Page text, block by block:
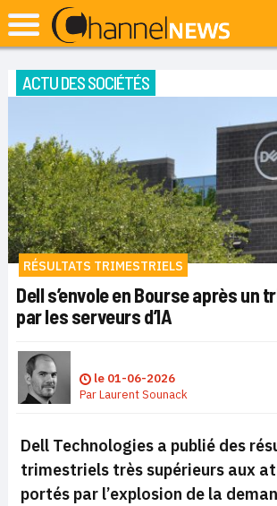
ACTU DES SOCIÉTÉS
RÉSULTATS TRIMESTRIELS
Dell s’envole en Bourse après un
par les serveurs d’IA
le 01-06-2026
ParLaurent Sounack
Dell Technologies a publié des
trimestriels très supérieurs aux
portés par l’explosion de la